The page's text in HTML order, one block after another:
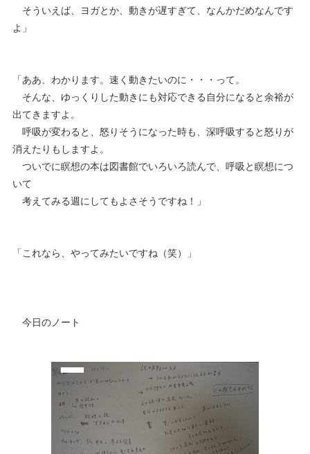
そういえば、ヨガとか、動きが遅すぎて、なんかだめなんです
よ」
「ああ、わかります。速く動きたいのに・・・って。
そんな、ゆっくりした動きにも対応できる自分になると余裕が
出てきますよ。
呼吸が変わると、怒りそうになった時も、深呼吸すると怒りが
消えたりもしますよ。
ついでに瞑想の本は図書館でいろいろ読んで、呼吸と瞑想につ
いて
考えてみる週にしてもよさそうですね！」
「これなら、やってみたいですね（笑）」
今日のノート